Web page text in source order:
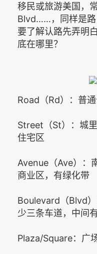
移民或旅游美国，
Blvd……，同样是路
要了解认路先弄明
底在哪里？
Road（Rd）：普
Street（St）：城
住宅区
Avenue（Ave）：
商业区，有绿化带
Boulevard（Blvd
少三条车道，中间
Plaza/Square：广